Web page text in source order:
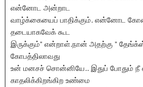
என்னோட அன்றாட
வாழ்க்கையைப் பாதிக்கும். என்னோட
தடையாகவேக் கூட
இருக்கும்” என்றாள்.நான் அதற்கு ”
கோபத்திலாவது
உன் மனசச் சொன்னியே.. இதுப் போதும்
காதலிக்கிறங்கிற உண்மை